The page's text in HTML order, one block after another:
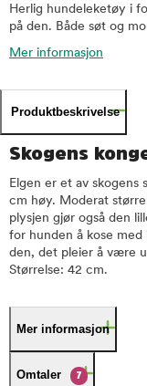
Herlig hundeleketøy i
på den. Både søt og
Mer informasjon
Produktbeskrivelse
Skogens
Elgen er et av skogens
cm høy. Moderat
plysjen gjør også den
for hunden å kose
den, det pleier å være
Størrelse: 42 cm.
Mer informasjon
Omtaler 7